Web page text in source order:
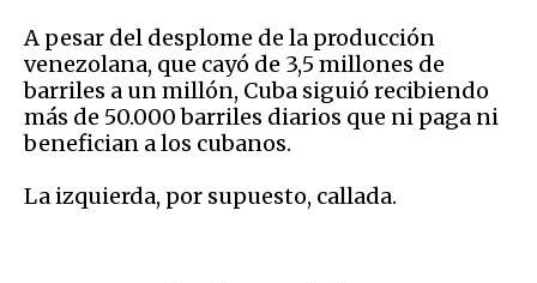
A pesar del desplome de la producción
venezolana, que cayó de 3,5 millones de
barriles a un millón, Cuba siguió recibiendo
más de 50.000 barriles diarios que ni paga ni
benefician a los cubanos.
La izquierda, por supuesto, callada.